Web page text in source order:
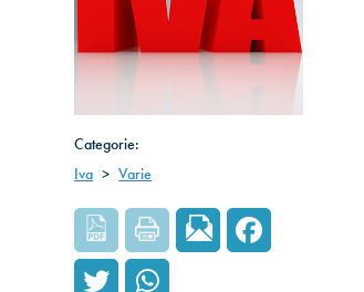
Categorie:
Iva > Varie